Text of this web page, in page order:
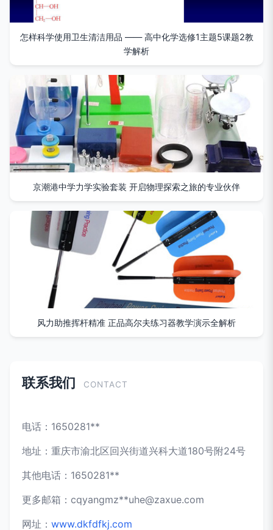
怎样科学使用卫生清洁用品 —— 高中化学选修1主题5课题2教
学解析
京潮港中学力学实验套装 开启物理探索之旅的专业伙伴
风力助推挥杆精准 正品高尔夫练习器教学演示全解析
联系我们 CONTACT
电话：1650281**
地址：重庆市渝北区回兴街道兴科大道180号附24号
其他电话：1650281**
更多邮箱：cqyangmz**uhe@zaxue.com
网址： www.dkfdfkj.com